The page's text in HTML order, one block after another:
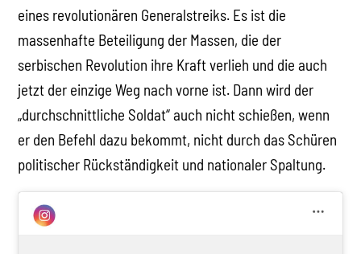
eines revolutionären Generalstreiks. Es ist die
massenhafte Beteiligung der Massen, die der
serbischen Revolution ihre Kraft verlieh und die auch
jetzt der einzige Weg nach vorne ist. Dann wird der
„durchschnittliche Soldat“ auch nicht schießen, wenn
er den Befehl dazu bekommt, nicht durch das Schüren
politischer Rückständigkeit und nationaler Spaltung.